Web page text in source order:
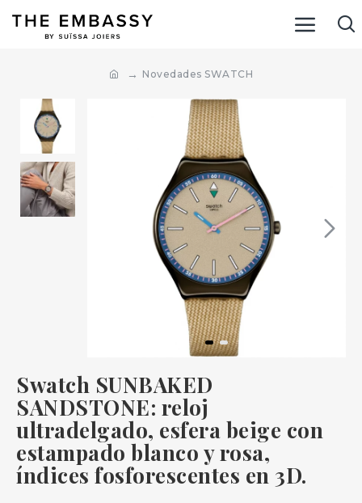
Novedades SWATCH
Swatch SUNBAKED
SANDSTONE: reloj
ultradelgado, esfera beige con
estampado blanco y rosa,
índices fosforescentes en 3D.